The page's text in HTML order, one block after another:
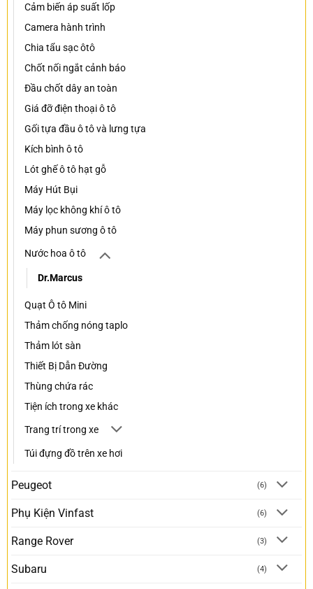
Cảm biến áp suất lốp
Camera hành trình
Chia tẩu sạc ôtô
Chốt nối ngắt cảnh báo
Đầu chốt dây an toàn
Giá đỡ điện thoại ô tô
Gối tựa đầu ô tô và lưng tựa
Kích bình ô tô
Lót ghế ô tô hạt gỗ
Máy Hút Bụi
Máy lọc không khí ô tô
Máy phun sương ô tô
Nước hoa ô tô
Dr.Marcus
Quạt Ô tô Mini
Thảm chống nóng taplo
Thảm lót sàn
Thiết Bị Dẫn Đường
Thùng chứa rác
Tiện ích trong xe khác
Trang trí trong xe
Túi đựng đồ trên xe hơi
Peugeot (6)
Phụ Kiện Vinfast (6)
Range Rover (3)
Subaru (4)